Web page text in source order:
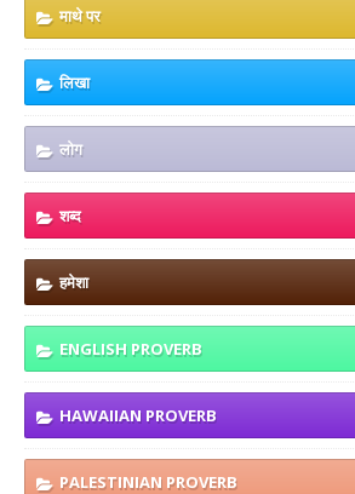
माथे पर
लिखा
लोग
शब्द
हमेशा
ENGLISH PROVERB
HAWAIIAN PROVERB
PALESTINIAN PROVERB